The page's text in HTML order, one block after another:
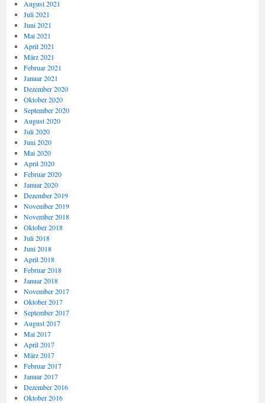
August 2021
Juli 2021
Juni 2021
Mai 2021
April 2021
März 2021
Februar 2021
Januar 2021
Dezember 2020
Oktober 2020
September 2020
August 2020
Juli 2020
Juni 2020
Mai 2020
April 2020
Februar 2020
Januar 2020
Dezember 2019
November 2019
November 2018
Oktober 2018
Juli 2018
Juni 2018
April 2018
Februar 2018
Januar 2018
November 2017
Oktober 2017
September 2017
August 2017
Mai 2017
April 2017
März 2017
Februar 2017
Januar 2017
Dezember 2016
Oktober 2016